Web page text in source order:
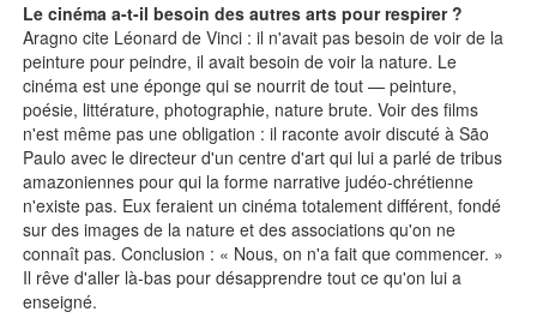
Le cinéma a-t-il besoin des autres arts pour respirer ?
Aragno cite Léonard de Vinci : il n'avait pas besoin de voir de la
peinture pour peindre, il avait besoin de voir la nature. Le
cinéma est une éponge qui se nourrit de tout — peinture,
poésie, littérature, photographie, nature brute. Voir des films
n'est même pas une obligation : il raconte avoir discuté à São
Paulo avec le directeur d'un centre d'art qui lui a parlé de tribus
amazoniennes pour qui la forme narrative judéo-chrétienne
n'existe pas. Eux feraient un cinéma totalement différent, fondé
sur des images de la nature et des associations qu'on ne
connaît pas. Conclusion : « Nous, on n'a fait que commencer. »
Il rêve d'aller là-bas pour désapprendre tout ce qu'on lui a
enseigné.